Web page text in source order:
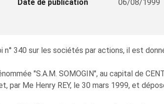
Date de publication 06/08/1999
340 sur les sociétés par actions, il est
"S.A.M. SOMOGIN", au capital de
par Me Henry REY, le 30 mars 1999, et